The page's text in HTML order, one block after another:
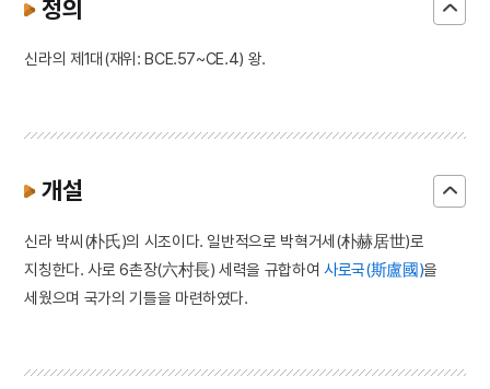
정의
신라의 제1대(재위: BCE.57~CE.4) 왕.
개설
신라 박씨(朴氏)의 시조이다. 일반적으로 박혁거세(朴赫居世)로
지칭한다. 사로 6촌장(六村長) 세력을 규합하여 사로국(斯盧國)을
세웠으며 국가의 기틀을 마련하였다.